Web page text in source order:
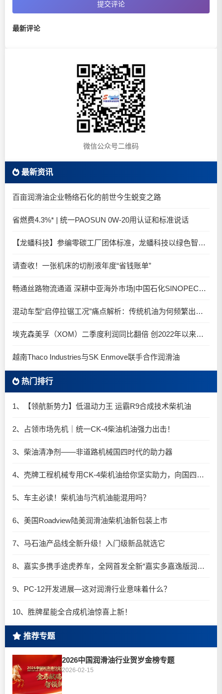
提交评论
最新评论
微信公众号二维码
最新资讯
百亩润滑油企业畅络石化的前世今生蜕变之路
省燃费4.3%* | 统一PAOSUN 0W-20用认证和标准说话
【龙蟠科技】参编零碳工厂团体标准，龙蟠科技以绿色智造锚定零碳未来
请查收！一张机床的切削液年度“省钱账单”
畅通丝路物流通道 深耕中亚海外市场|中国石化SINOPEC润滑油北京-阿拉木图图定班列顺利抵达
混动车型“启停拉锯工况”痛点解析：传统机油为何频繁出现油泥堆积？
埃克森美孚（XOM）二季度利润同比翻倍 创2022年以来新高
越南Thaco Industries与SK Enmove联手合作润滑油
热门排行
1、【领航新势力】低温动力王 运霸R9合成技术柴机油
2、占领市场先机｜统一CK-4柴油机油强力出击！
3、柴油清净剂——非道路机械国四时代的助力器
4、壳牌工程机械专用CK-4柴机油给你坚实助力，向国四时代迈进！
5、车主必读！柴机油与汽机油能混用吗？
6、美国Roadview陆美润滑油柴机油新包装上市
7、马石油产品线全新升级！入门级新品就选它
8、嘉实多携手途虎养车，全网首发全新“嘉实多嘉逸版润滑油”
9、PC-12开发进展—这对润滑行业意味着什么？
10、胜牌星能全合成机油惊喜上新！
推荐专题
2026中国润滑油行业贺岁金榜专题
2026-02-15